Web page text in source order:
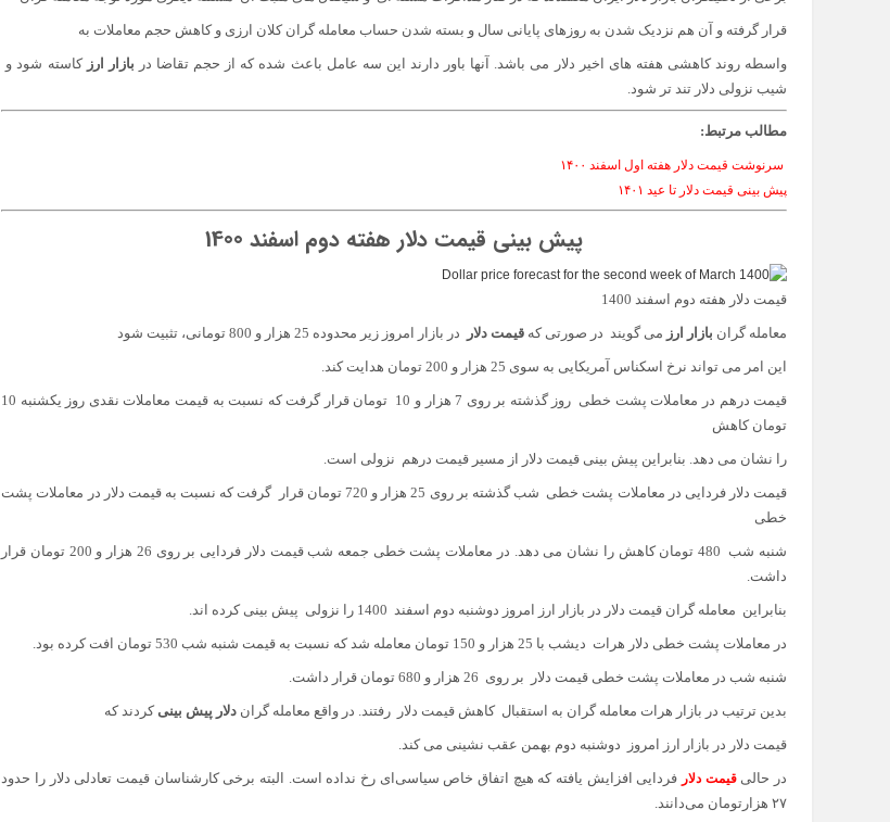
قرار گرفته و آن هم نزدیک شدن به روزهای پایانی سال و بسته شدن حساب معامله ‌گران کلان ارزی و کاهش حجم معاملات به ‌
واسطه روند کاهشی هفته‌ های اخیر دلار می باشد. آنها باور دارند این سه عامل باعث شده که از حجم تقاضا در بازار ارز کاسته شود و
شیب نزولی دلار تند تر شود.
مطالب مرتبط:
سرنوشت قیمت دلار هفته اول اسفند ۱۴۰۰
پیش بینی قیمت دلار تا عید ۱۴۰۱
پیش بینی قیمت دلار هفته دوم اسفند 1400
قیمت دلار هفته دوم اسفند 1400
معامله گران بازار ارز می گویند در صورتی که قیمت دلار در بازار امروز زیر محدوده 25 هزار و 800 تومانی، تثبیت شود
این امر می تواند نرخ اسکناس آمریکایی به سوی 25 هزار و 200 تومان هدایت کند.
قیمت درهم در معاملات پشت خطی روز گذشته بر روی 7 هزار و 10 تومان قرار گرفت که نسبت به قیمت معاملات نقدی روز یکشنبه 10
تومان کاهش
را نشان می دهد. بنابراین پیش بینی قیمت دلار از مسیر قیمت درهم نزولی است.
قیمت دلار فردایی در معاملات پشت خطی شب گذشته بر روی 25 هزار و 720 تومان قرار گرفت که نسبت به قیمت دلار در معاملات پشت
خطی
شنبه شب 480 تومان کاهش را نشان می دهد. در معاملات پشت خطی جمعه شب قیمت دلار فردایی بر روی 26 هزار و 200 تومان قرار
داشت.
بنابراین معامله گران قیمت دلار در بازار ارز امروز دوشنبه دوم اسفند 1400 را نزولی پیش بینی کرده اند.
در معاملات پشت خطی دلار هرات دیشب با 25 هزار و 150 تومان معامله شد که نسبت به قیمت شنبه شب 530 تومان افت کرده بود.
شنبه شب در معاملات پشت خطی قیمت دلار بر روی 26 هزار و 680 تومان قرار داشت.
بدین ترتیب در بازار هرات معامله گران به استقبال کاهش قیمت دلار رفتند. در واقع معامله گران دلار پیش بینی کردند که
قیمت دلار در بازار ارز امروز دوشنبه دوم بهمن عقب نشینی می کند.
در حالی قیمت دلار فردایی افزایش یافته که هیچ اتفاق خاص سیاسی‌ای رخ نداده است. البته برخی کارشناسان قیمت تعادلی دلار را حدود
۲۷ هزارتومان می‌دانند.